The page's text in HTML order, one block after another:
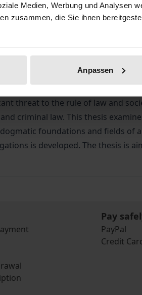
Medien, Werbung und Analysen
zusammen, die Sie ihnen
Anpassen
Delivery cost notice
threat to the rule of law and
criminal law. This thesis
foundations and fields of
is developed. The thesis is
Pay
PayPal
Credit